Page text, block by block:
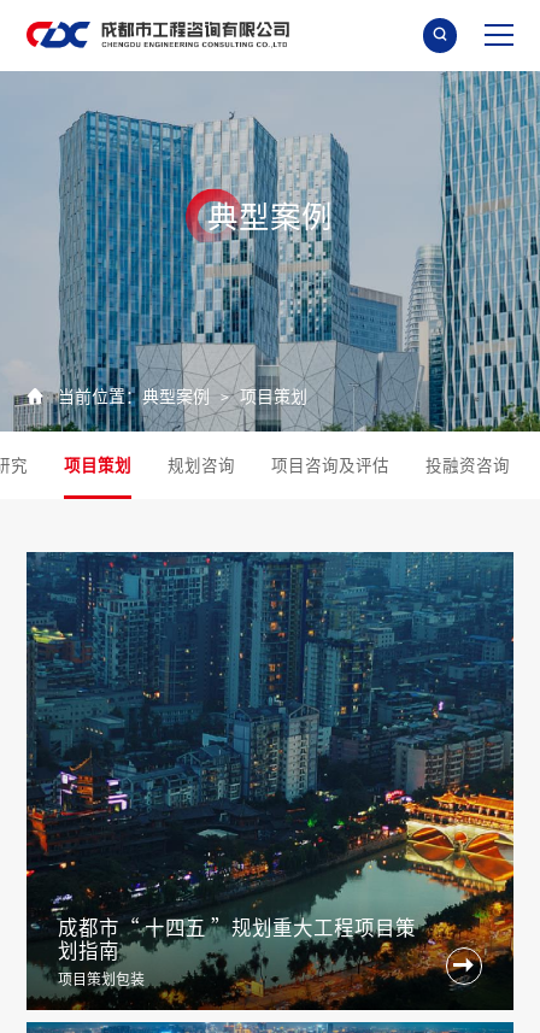

典型案例
 当前位置： 典型案例 > 项目策划
究 项目策划 规划咨询 项目咨询及评估 投融资咨询
成都市“ 十四五 ”规划重大工程项目策
划指南
项目策划包装
